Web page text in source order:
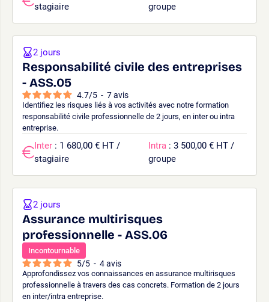
stagiaire
groupe
Responsabilité civile des entreprises
- ASS.05
4.7/5 - 7avis
Identifiez les risques liés à vos activités avec notre formation
responsabilité civile professionnelle de 2 jours, en inter ou intra
entreprise.
2 jours
Inter : 1 680,00 € HT /
stagiaire
Intra : 3 500,00 € HT /
groupe
Assurance multirisques
professionnelle - ASS.06
Incontournable
5/5 - 4avis
Approfondissez vos connaissances en assurance multirisques
professionnelle à travers des cas concrets. Formation de 2 jours
en inter/intra entreprise.
2 jours